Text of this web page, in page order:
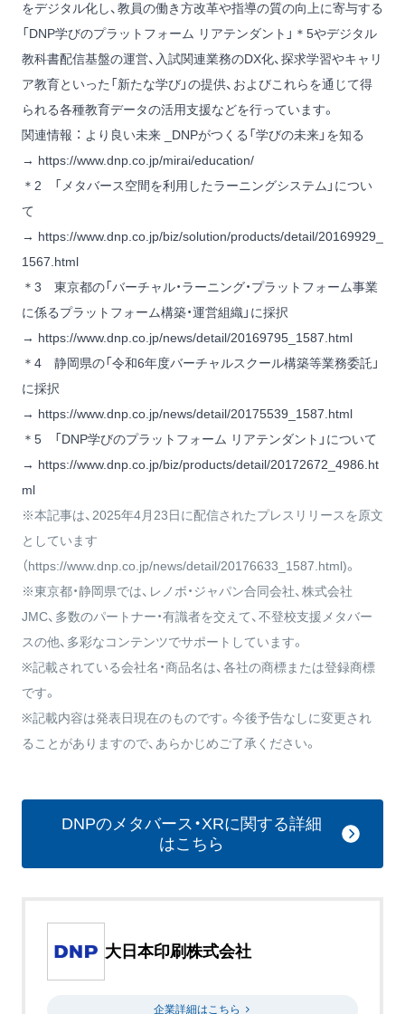
をデジタル化し、教員の働き方改革や指導の質の向上に寄与する
「DNP学びのプラットフォーム リアテンダント」＊5やデジタル
教科書配信基盤の運営、入試関連業務のDX化、探求学習やキャリ
ア教育といった「新たな学び」の提供、およびこれらを通じて得
られる各種教育データの活用支援などを行っています。
関連情報 ： より良い未来 _DNPがつくる「学びの未来」を知る
→ https://www.dnp.co.jp/mirai/education/
＊2 「メタバース空間を利用したラーニングシステム」につい
て
→ https://www.dnp.co.jp/biz/solution/products/detail/20169929_
1567.html
＊3 東京都の「バーチャル・ラーニング・プラットフォーム事業
に係るプラットフォーム構築・運営組織」に採択
→ https://www.dnp.co.jp/news/detail/20169795_1587.html
＊4 静岡県の「令和6年度バーチャルスクール構築等業務委託」
に採択
→ https://www.dnp.co.jp/news/detail/20175539_1587.html
＊5 「DNP学びのプラットフォーム リアテンダント」について
→ https://www.dnp.co.jp/biz/products/detail/20172672_4986.ht
ml
※本記事は、2025年4月23日に配信されたプレスリリースを原文
としています
（https://www.dnp.co.jp/news/detail/20176633_1587.html)。
※東京都・静岡県では、レノボ・ジャパン合同会社、株式会社
JMC、多数のパートナー・有識者を交えて、不登校支援メタバー
スの他、多彩なコンテンツでサポートしています。
※記載されている会社名・商品名は、各社の商標または登録商標
です。
※記載内容は発表日現在のものです。今後予告なしに変更され
ることがありますので、あらかじめご了承ください。
DNPのメタバース・XRに関する詳細
はこちら
大日本印刷株式会社
企業詳細はこちら